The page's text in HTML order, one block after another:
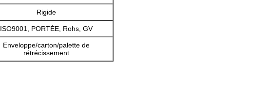
Rigide
ISO9001, PORTÉE, Rohs, GV
Enveloppe/carton/palette de
rétrécissement